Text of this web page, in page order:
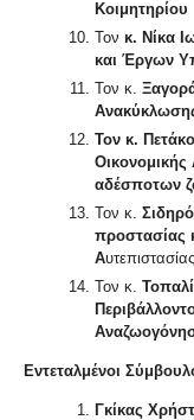
Κοιμητηρίου
Τον κ. Νίκα
και Έργων
Τον κ.
Τον κ.
Οικονομικής
αδέσποτων
Τον κ.
προστασίας
Α
Τον κ.
Εντεταλμένοι
Γκίκας